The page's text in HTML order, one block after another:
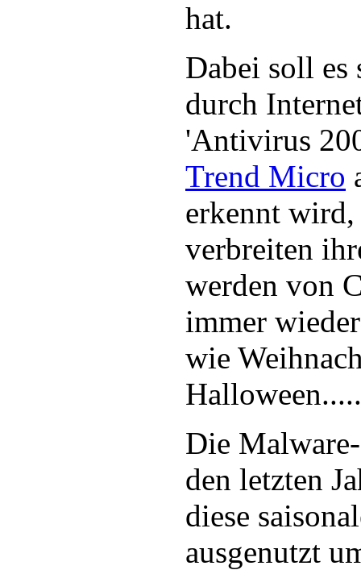
hat.
Dabei soll es
durch
'Antivirus
Trend Micro
erkennt
verbreiten
werden von
immer
wie
Die
den letzten
diese
ausgenutzt